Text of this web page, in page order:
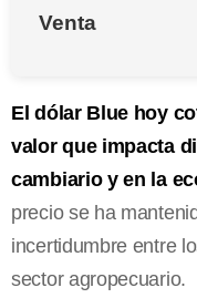
Venta
El dólar Blue hoy
valor que impacta
cambiario y en la
precio se ha
incertidumbre entre
sector agropecuario.